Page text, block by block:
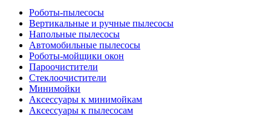
Роботы-пылесосы
Вертикальные и ручные пылесосы
Напольные пылесосы
Автомобильные пылесосы
Роботы-мойщики окон
Пароочистители
Стеклоочистители
Минимойки
Аксессуары к минимойкам
Аксессуары к пылесосам